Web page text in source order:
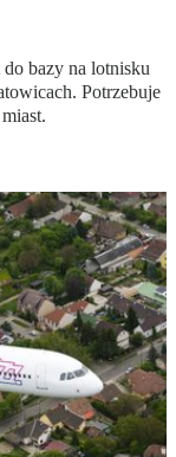
do bazy na lotnisku
Potrzebuje